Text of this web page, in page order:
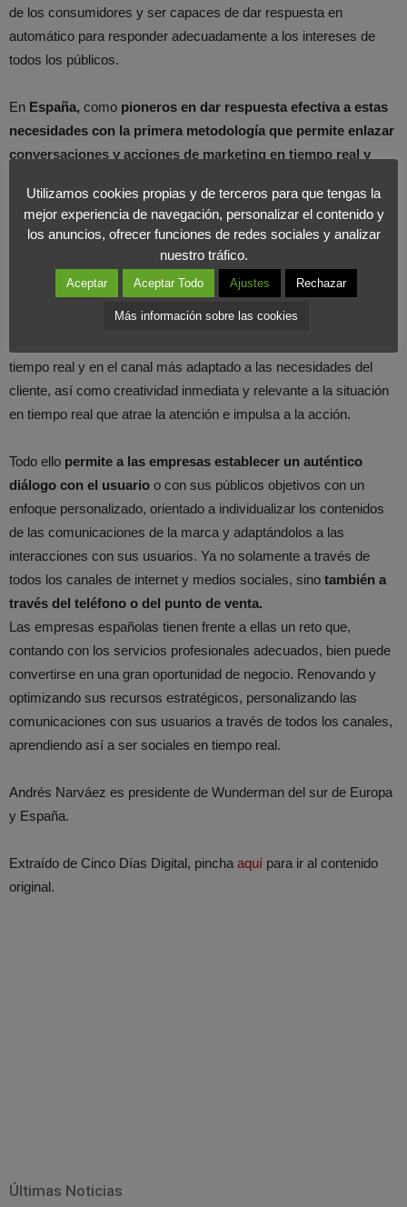
de los consumidores y ser capaces de dar respuesta en
automático para responder adecuadamente a los intereses de
todos los públicos.
En España, como pioneros en dar respuesta efectiva a estas
necesidades con la primera metodología que permite enlazar
conversaciones y acciones de marketing en tiempo real y
campañas de Real Time Marketingpara Jaguar y Land Rover,
somos conscientes de que un servicio profesional como es el
RTM no debe limitarse a la escucha, recopilación y análisis de
las conversaciones.
Sino que debe ser capaz de proporcionar minería de datos,
inteligencia para determinar qué es relevante, predicciones de
tiempo real y en el canal más adaptado a las necesidades del
cliente, así como creatividad inmediata y relevante a la situación
en tiempo real que atrae la atención e impulsa a la acción.
Todo ello permite a las empresas establecer un auténtico
diálogo con el usuario o con sus públicos objetivos con un
enfoque personalizado, orientado a individualizar los contenidos
de las comunicaciones de la marca y adaptándolos a las
interacciones con sus usuarios. Ya no solamente a través de
todos los canales de internet y medios sociales, sino también a
través del teléfono o del punto de venta.
Las empresas españolas tienen frente a ellas un reto que,
contando con los servicios profesionales adecuados, bien puede
convertirse en una gran oportunidad de negocio. Renovando y
optimizando sus recursos estratégicos, personalizando las
comunicaciones con sus usuarios a través de todos los canales,
aprendiendo así a ser sociales en tiempo real.
Andrés Narváez es presidente de Wunderman del sur de Europa
y España.
Extraído de Cinco Días Digital, pincha aquí para ir al contenido
original.
Últimas Noticias
Utilizamos cookies propias y de terceros para que tengas la
mejor experiencia de navegación, personalizar el contenido y
los anuncios, ofrecer funciones de redes sociales y analizar
nuestro tráfico.
Aceptar Aceptar Todo Ajustes Rechazar
Más información sobre las cookies